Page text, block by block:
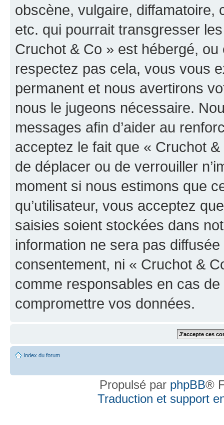
obscène, vulgaire, diffamatoire,
etc. qui pourrait transgresser
Cruchot & Co » est hébergé,
respectez pas cela, vous vous
permanent et nous avertirons
nous le jugeons nécessaire.
messages afin d’aider au
acceptez le fait que « Cruchot
de déplacer ou de verrouiller
moment si nous estimons que
qu’utilisateur, vous acceptez
saisies soient stockées dans
information ne sera pas
consentement, ni « Cruchot &
comme responsables en cas
compromettre vos données.
Index du forum
Propulsé par phpBB®
Traduction et support